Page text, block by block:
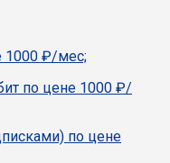
1000 ₽/мес;
по цене 1000 ₽/
по цене